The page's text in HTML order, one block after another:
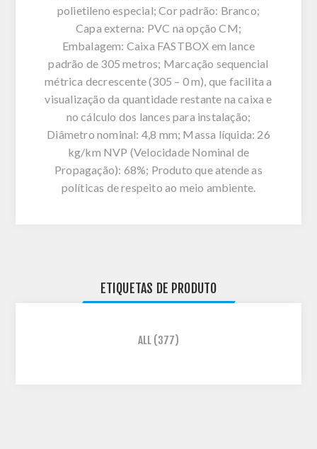
polietileno especial; Cor padrão: Branco;
Capa externa: PVC na opção CM;
Embalagem: Caixa FASTBOX em lance
padrão de 305 metros; Marcação sequencial
métrica decrescente (305 – 0 m), que facilita a
visualização da quantidade restante na caixa e
no cálculo dos lances para instalação;
Diâmetro nominal: 4,8 mm; Massa líquida: 26
kg/km NVP (Velocidade Nominal de
Propagação): 68%; Produto que atende as
políticas de respeito ao meio ambiente.
ETIQUETAS DE PRODUTO
ALL (377)